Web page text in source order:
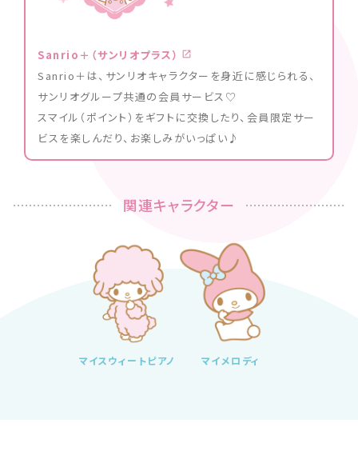
Sanrio＋（サンリオプラス）
Sanrio＋は、サンリオキャラクターを身近に感じられる、
サンリオグループ共通の会員サービス♡
スマイル（ポイント）をギフトに交換したり、会員限定サー
ビスを楽しんだり、お楽しみがいっぱい♪
関連キャラクター
マイスウィートピアノ マイメロディ